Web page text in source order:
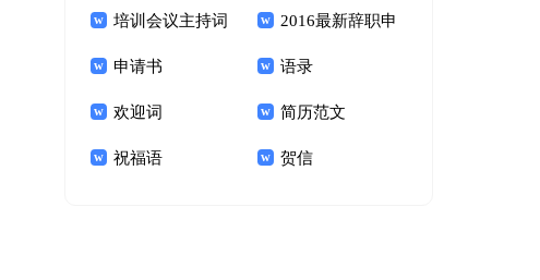
同模板集锦7篇 企的英文自我介绍3
篇
培训会议主持词
怎么写
2016最新辞职申
请书范文
申请书 语录
欢迎词 简历范文
祝福语 贺信